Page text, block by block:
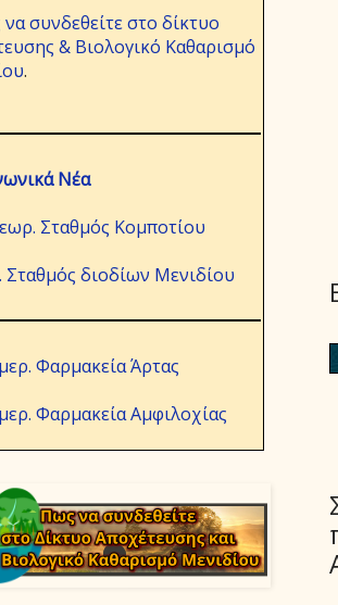
συνδεθείτε στο δίκτυο
& Βιολογικό Καθαρισμό
.
Νέα
Σταθμός Κομποτίου
Σταθμός διοδίων Μενιδίου
Φαρμακεία Άρτας
Φαρμακεία Αμφιλοχίας